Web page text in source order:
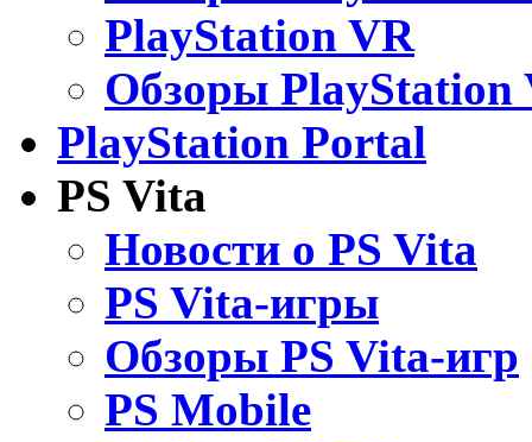
PlayStation VR
Обзоры PlayStation
PlayStation Portal
PS Vita
Новости о PS Vita
PS Vita-игры
Обзоры PS Vita-игр
PS Mobile